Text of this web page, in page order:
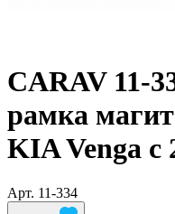
CARAV 11-
рамка
KIA Venga с
Арт. 11-334